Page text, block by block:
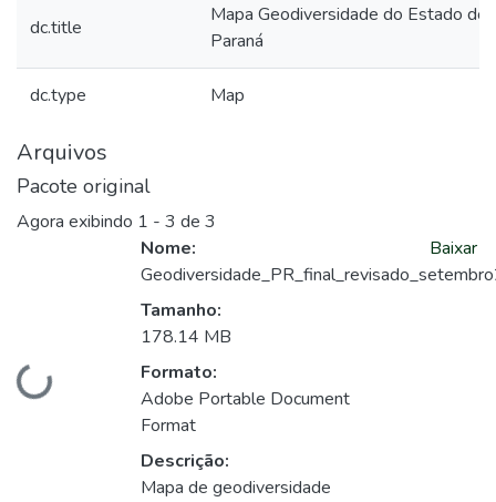
dc.title
Mapa Geodiversidade do Estado do
Paraná
dc.type Map
Arquivos
Pacote original
Agora exibindo 1 - 3 de 3
Carregando...
Nome:
Tamanho:
178.14 MB
Formato:
Adobe Portable Document
Format
Descrição:
Mapa de geodiversidade
Baixar